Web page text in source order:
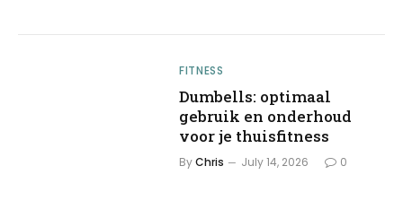
FITNESS
Dumbells: optimaal
gebruik en onderhoud
voor je thuisfitness
ByChris July 14, 2026 0